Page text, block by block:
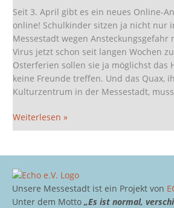
Seit 3. April gibt es ein neues Online-
online! Schulkinder sitzen ja nicht nur
Messestadt wegen Ansteckungsgefahr
Virus jetzt schon seit langen Wochen
Osterferien sollen sie ja möglichst das
keine Freunde treffen. Und das Quax,
Kulturzentrum in der Messestadt,
Kinder
gegen
Lagerkoller!
Weiterlesen »
Unsere Messestadt ist ein Projekt von
Unter dem Motto „Es ist normal,